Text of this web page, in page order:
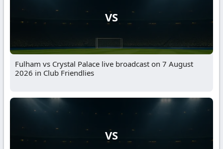
VS
Fulham vs Crystal Palace live broadcast on 7 August
2026 in Club Friendlies
VS